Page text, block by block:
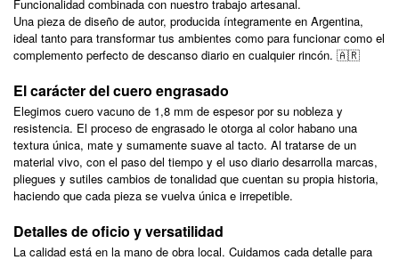
Funcionalidad combinada con nuestro trabajo artesanal.
Una pieza de diseño de autor, producida íntegramente en Argentina,
ideal tanto para transformar tus ambientes como para funcionar como el
complemento perfecto de descanso diario en cualquier rincón. 🇦🇷
El carácter del cuero engrasado
Elegimos cuero vacuno de 1,8 mm de espesor por su nobleza y
resistencia. El proceso de engrasado le otorga al color habano una
textura única, mate y sumamente suave al tacto. Al tratarse de un
material vivo, con el paso del tiempo y el uso diario desarrolla marcas,
pliegues y sutiles cambios de tonalidad que cuentan su propia historia,
haciendo que cada pieza se vuelva única e irrepetible.
Detalles de oficio y versatilidad
La calidad está en la mano de obra local. Cuidamos cada detalle para